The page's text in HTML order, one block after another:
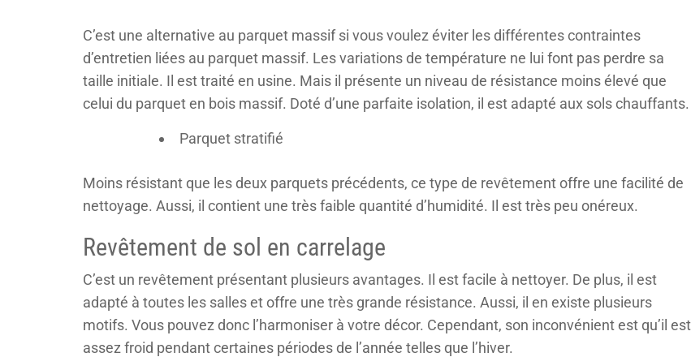
C’est une alternative au parquet massif si vous voulez éviter les différentes contraintes
d’entretien liées au parquet massif. Les variations de température ne lui font pas perdre sa
taille initiale. Il est traité en usine. Mais il présente un niveau de résistance moins élevé que
celui du parquet en bois massif. Doté d’une parfaite isolation, il est adapté aux sols chauffants.
Parquet stratifié
Moins résistant que les deux parquets précédents, ce type de revêtement offre une facilité de
nettoyage. Aussi, il contient une très faible quantité d’humidité. Il est très peu onéreux.
Revêtement de sol en carrelage
C’est un revêtement présentant plusieurs avantages. Il est facile à nettoyer. De plus, il est
adapté à toutes les salles et offre une très grande résistance. Aussi, il en existe plusieurs
motifs. Vous pouvez donc l’harmoniser à votre décor. Cependant, son inconvénient est qu’il est
assez froid pendant certaines périodes de l’année telles que l’hiver.